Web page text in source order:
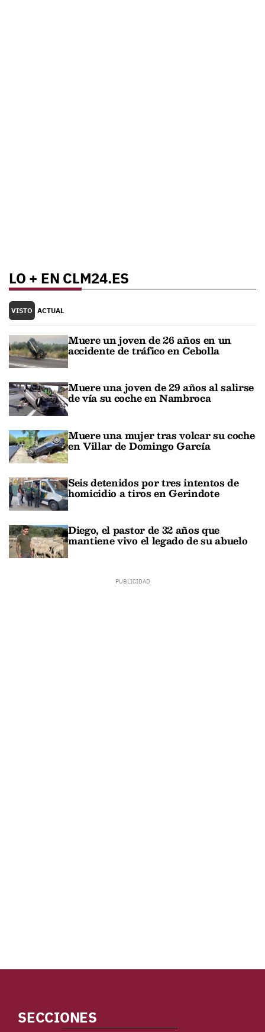
LO + EN CLM24.ES
VISTO ACTUAL
Muere un joven de 26 años en un
accidente de tráfico en Cebolla
Muere una joven de 29 años al salirse
de vía su coche en Nambroca
Muere una mujer tras volcar su coche
en Villar de Domingo García
Seis detenidos por tres intentos de
homicidio a tiros en Gerindote
Diego, el pastor de 32 años que
mantiene vivo el legado de su abuelo
SECCIONES